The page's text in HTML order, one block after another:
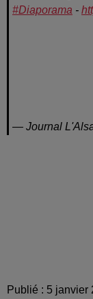
#Diaporama -
— Journal
Publié : 5 janvier